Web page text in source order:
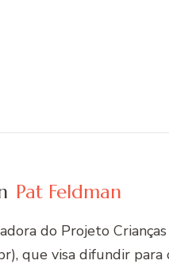
Pat Feldman
do Projeto Crianças
que visa difundir